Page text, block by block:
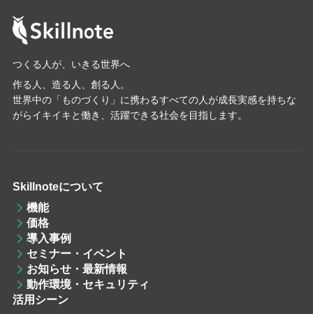
つくる人が、いきる世界へ
作る人、造る人、創る人。
世界中の「ものづくり」に携わるすべての人が成長実感を持ちな
がらイキイキと働き、活躍できる社会を目指します。
Skillnoteについて
機能
価格
導入事例
セミナー・イベント
お知らせ・最新情報
動作環境・セキュリティ
活用シーン